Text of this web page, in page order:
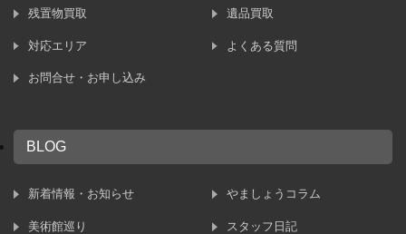
残置物買取 遺品買取
対応エリア よくある質問
お問合せ・お申し込み
BLOG
新着情報・お知らせ やましょうコラム
美術館巡り スタッフ日記